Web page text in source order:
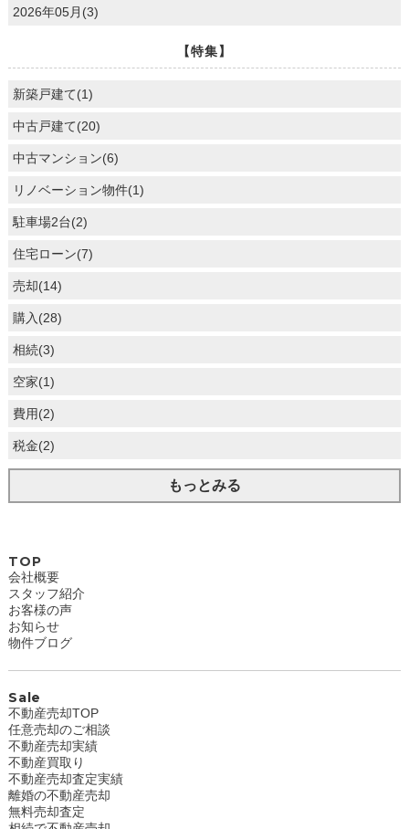
2026年05月(3)
【特集】
新築戸建て(1)
中古戸建て(20)
中古マンション(6)
リノベーション物件(1)
駐車場2台(2)
住宅ローン(7)
売却(14)
購入(28)
相続(3)
空家(1)
費用(2)
税金(2)
もっとみる
TOP
会社概要
スタッフ紹介
お客様の声
お知らせ
物件ブログ
Sale
不動産売却TOP
任意売却のご相談
不動産売却実績
不動産買取り
不動産売却査定実績
離婚の不動産売却
無料売却査定